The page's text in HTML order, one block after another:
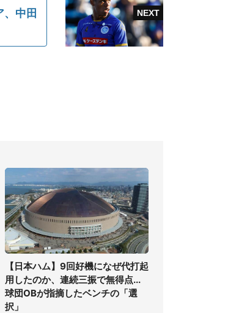
中田
【日本ハム】9回好機になぜ代打起
用したのか、連続三振で無得点...
球団OBが指摘したベンチの「選
択」